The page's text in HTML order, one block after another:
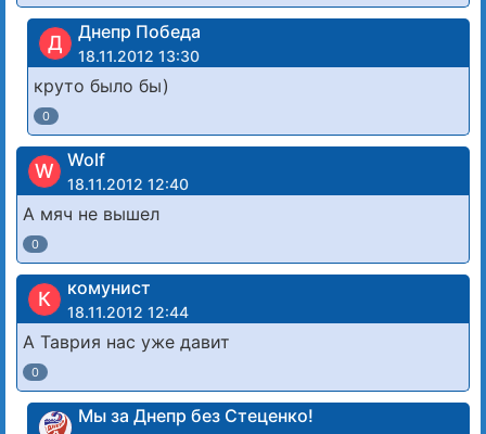
Д Днепр Победа
18.11.2012 13:30
круто было бы)
0
W Wolf
18.11.2012 12:40
А мяч не вышел
0
К комунист
18.11.2012 12:44
А Таврия нас уже давит
0
Мы за Днепр без Стеценко!